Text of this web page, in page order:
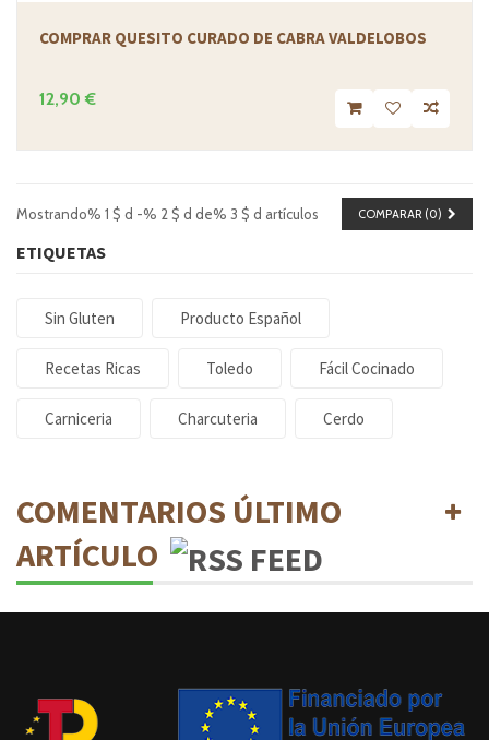
COMPRAR QUESITO CURADO DE CABRA VALDELOBOS
12,90 €
COMPARAR (0)
Mostrando% 1 $ d -% 2 $ d de% 3 $ d artículos
ETIQUETAS
Sin Gluten Producto Español
Recetas Ricas Toledo Fácil Cocinado
Carniceria Charcuteria Cerdo
COMENTARIOS ÚLTIMO
ARTÍCULO